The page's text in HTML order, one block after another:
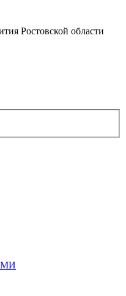
Ростовской области